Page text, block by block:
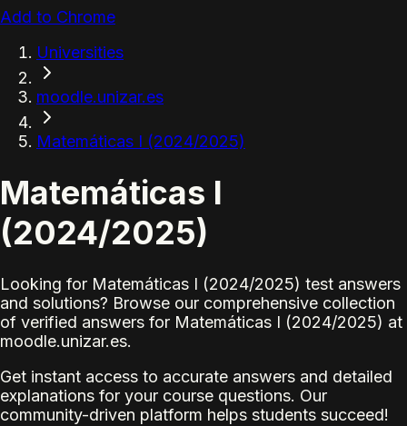
Add to Chrome
Universities
moodle.unizar.es
Matemáticas I (2024/2025)
Matemáticas I
(2024/2025)
Looking for Matemáticas I (2024/2025) test answers
and solutions? Browse our comprehensive collection
of verified answers for Matemáticas I (2024/2025) at
moodle.unizar.es.
Get instant access to accurate answers and detailed
explanations for your course questions. Our
community-driven platform helps students succeed!